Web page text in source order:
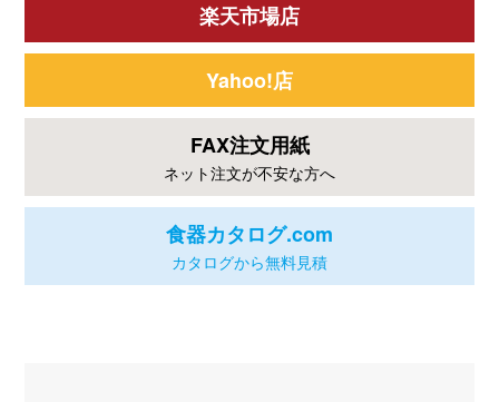
楽天市場店
Yahoo!店
FAX注文用紙
ネット注文が不安な方へ
食器カタログ.com
カタログから無料見積